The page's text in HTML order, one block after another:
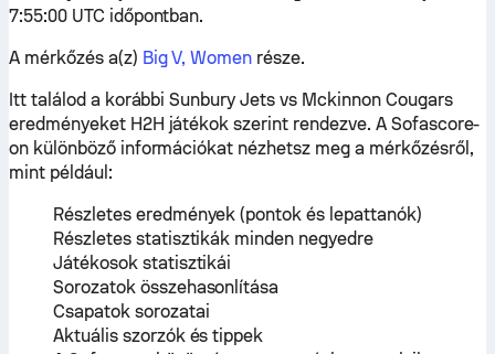
7:55:00 UTC időpontban.
A mérkőzés a(z) Big V, Women része.
Itt találod a korábbi Sunbury Jets vs Mckinnon Cougars
eredményeket H2H játékok szerint rendezve. A Sofascore-
on különböző információkat nézhetsz meg a mérkőzésről,
mint például:
Részletes eredmények (pontok és lepattanók)
Részletes statisztikák minden negyedre
Játékosok statisztikái
Sorozatok összehasonlítása
Csapatok sorozatai
Aktuális szorzók és tippek